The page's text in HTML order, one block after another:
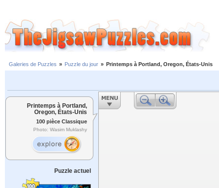
Galeries de Puzzles » Puzzle du jour » Printemps à Portland, Oregon, États-Unis
Printemps à Portland,
Oregon, États-Unis
100 pièce Classique
Photo: Wasim Muklashy
Puzzle actuel